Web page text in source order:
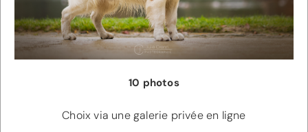
10 photos
Choix via une galerie privée en ligne